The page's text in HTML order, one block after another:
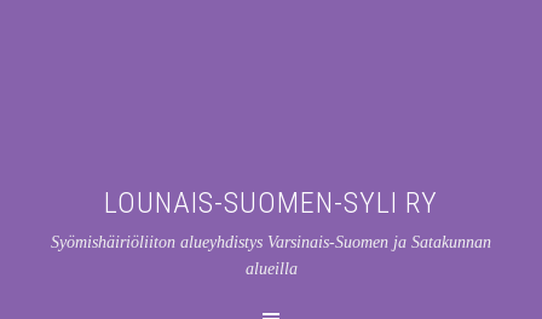
LOUNAIS-SUOMEN-SYLI RY
Syömishäiriöliiton alueyhdistys Varsinais-Suomen ja Satakunnan
alueilla